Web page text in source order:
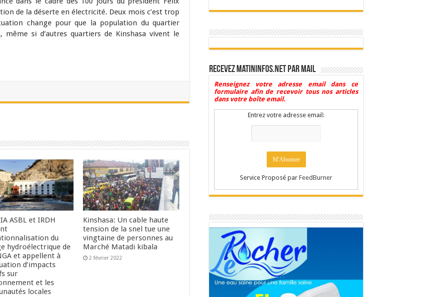
de la déserte en électricité. Deux mois c’est trop
change pour que la population du quartier
si d’autres quartiers de Kinshasa vivent le
ASBL et IRDH
du
hydroélectrique de
et appellent à
d’impacts
sur
et les
locales
Kinshasa: Un cable haute
tension de la snel tue une
vingtaine de personnes au
Marché Matadi kibala
2 février 2022
Recevez Matininfos.net par mail
Renseignez votre adresse email dans ce
formulaire afin de recevoir tous nos articles
dans votre boîte email.
Entrez votre adresse email:
Service Proposé par FeedBurner